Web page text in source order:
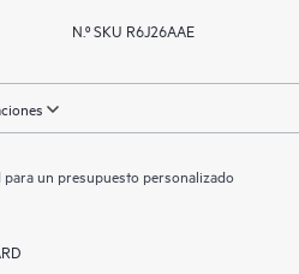
N.º SKU R6J26AAE
un presupuesto personalizado